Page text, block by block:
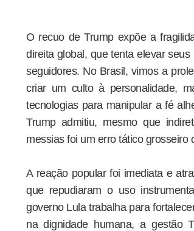
O recuo de Trump expõe a
direita global, que tenta elevar
seguidores. No Brasil, vimos a
criar um culto à personalidade,
tecnologias para manipular a fé
Trump admitiu, mesmo que
messias foi um erro tático
A reação popular foi imediata e
que repudiaram o uso
governo Lula trabalha para
na dignidade humana, a gestão